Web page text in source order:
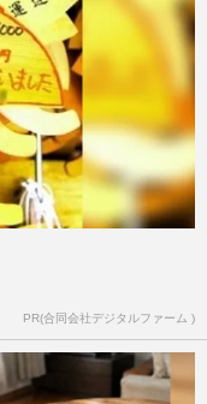
PR(合同会社デジタルファーム )